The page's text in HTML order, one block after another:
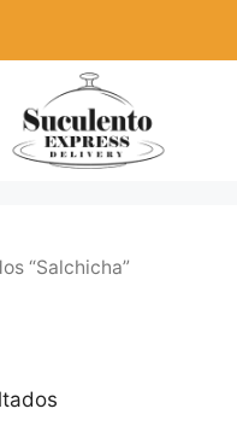
“Salchicha”